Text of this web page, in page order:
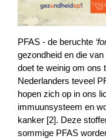
PFAS - de beruchte
gezondheid en die
doet te weinig om ons
Nederlanders teveel
hopen zich op in ons
immuunsysteem en
kanker [2]. Deze
sommige PFAS